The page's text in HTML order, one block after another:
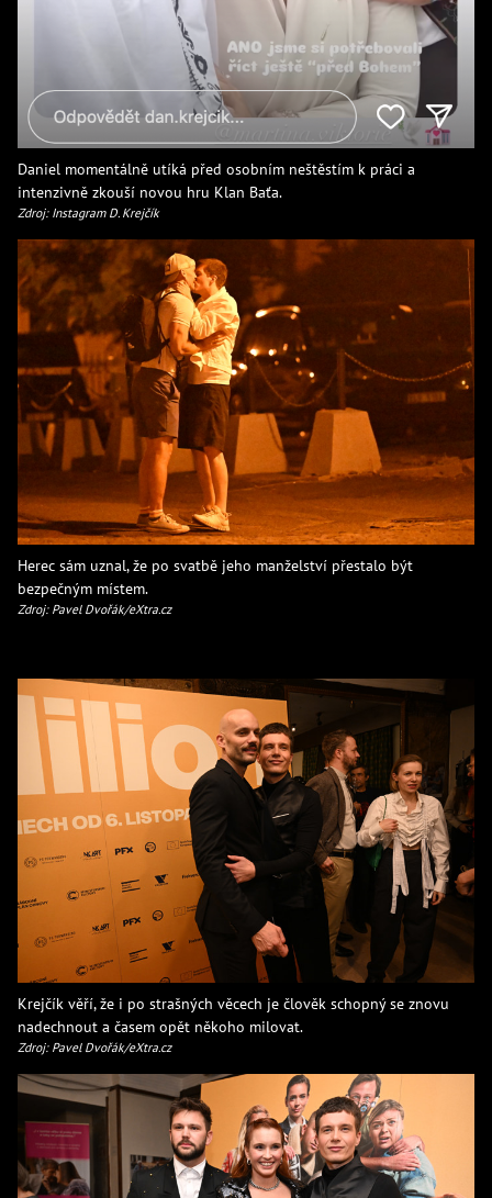
Daniel momentálně utíká před osobním neštěstím k práci a
intenzivně zkouší novou hru Klan Baťa.
Zdroj: Instagram D. Krejčík
Herec sám uznal, že po svatbě jeho manželství přestalo být
bezpečným místem.
Zdroj: Pavel Dvořák/eXtra.cz
Krejčík věří, že i po strašných věcech je člověk schopný se znovu
nadechnout a časem opět někoho milovat.
Zdroj: Pavel Dvořák/eXtra.cz